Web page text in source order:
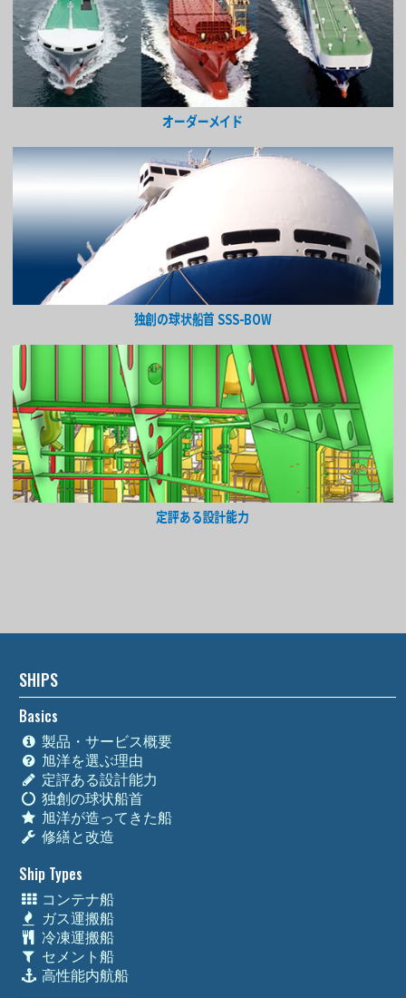
オーダーメイド
独創の球状船首 SSS-BOW
定評ある設計能力
SHIPS
Basics
製品・サービス概要
旭洋を選ぶ理由
定評ある設計能力
独創の球状船首
旭洋が造ってきた船
修繕と改造
Ship Types
コンテナ船
ガス運搬船
冷凍運搬船
セメント船
高性能内航船